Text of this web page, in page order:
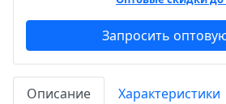
Запросить
Описание Характеристики